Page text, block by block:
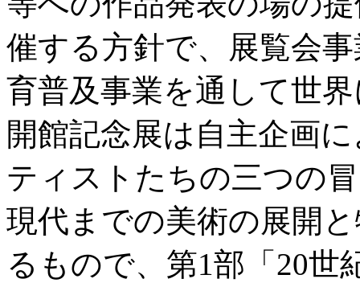
催する方針で、展覧会
育普及事業を通して世
開館記念展は自主企画
ティストたちの三つの
現代までの美術の展開
るもので、第1部「20世